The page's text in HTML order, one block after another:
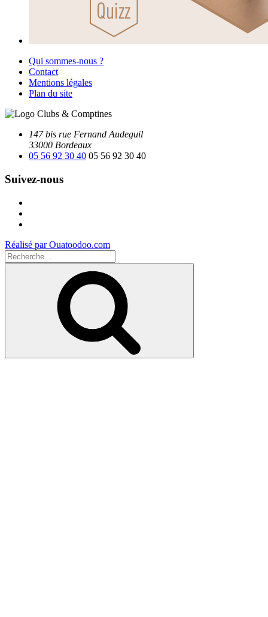
Qui sommes-nous ?
Contact
Mentions légales
Plan du site
147 bis rue Fernand Audeguil
33000 Bordeaux
05 56 92 30 40 05 56 92 30 40
Suivez-nous
Réalisé par Ouatoodoo.com
Recherche
pour